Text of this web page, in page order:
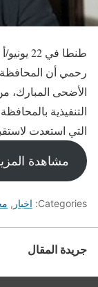
طنطا
رحمي أن المحافظة
الأضحى المبارك،
التنفيذية
التي استعدت
مشاهدة
Categories: اخبار ,
جريدة المقال